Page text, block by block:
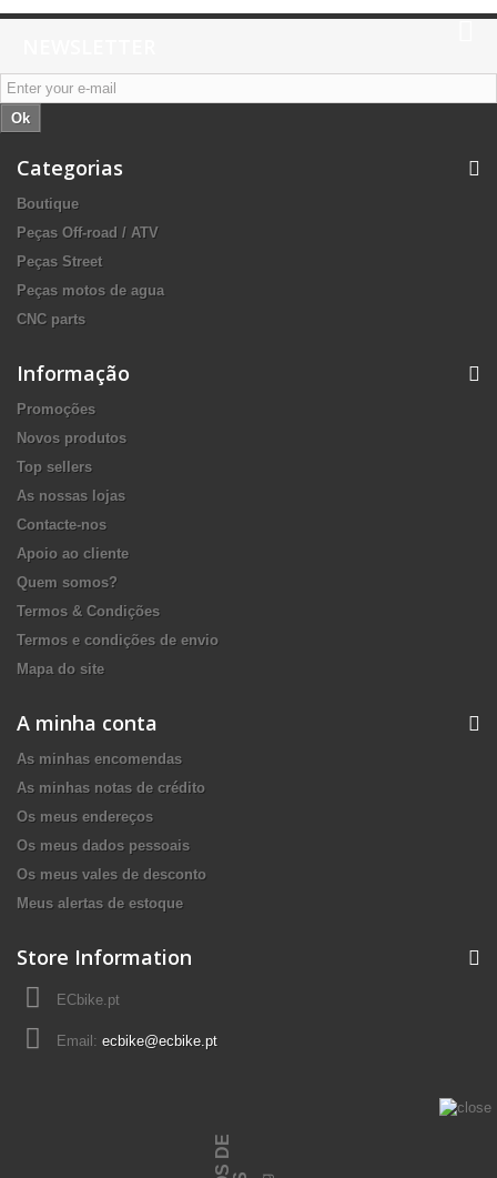
Ok
Categorias
Boutique
Peças Off-road / ATV
Peças Street
Peças motos de agua
CNC parts
Informação
Promoções
Novos produtos
Top sellers
As nossas lojas
Contacte-nos
Apoio ao cliente
Quem somos?
Termos & Condições
Termos e condições de envio
Mapa do site
A minha conta
As minhas encomendas
As minhas notas de crédito
Os meus endereços
Os meus dados pessoais
Os meus vales de desconto
Meus alertas de estoque
Store Information
ECbike.pt
Email: ecbike@ecbike.pt